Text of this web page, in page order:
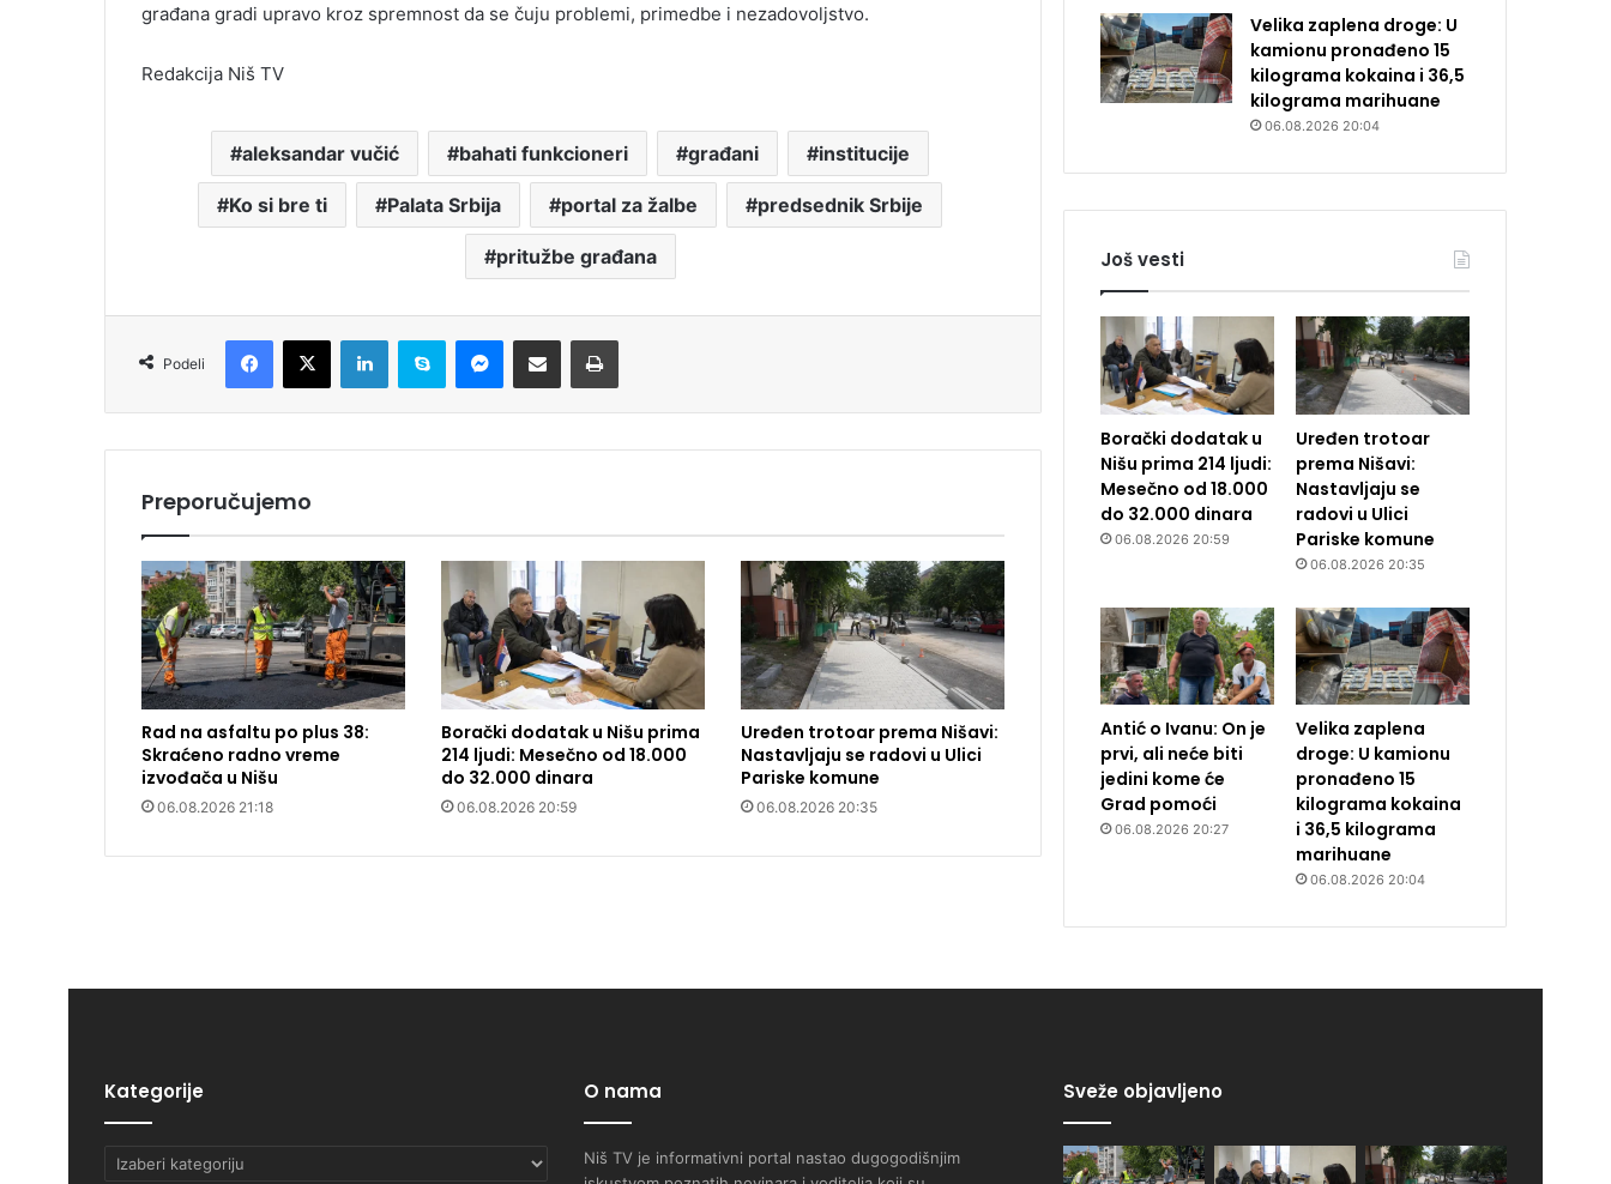
građana gradi upravo kroz spremnost da se čuju problemi, primedbe i nezadovoljstvo.
Redakcija Niš TV
aleksandar vučić bahati funkcioneri građani institucije
Ko si bre ti Palata Srbija portal za žalbe predsednik Srbije
pritužbe građana
Podeli
Preporučujemo
Rad na asfaltu po plus 38:
Skraćeno radno vreme
izvođača u Nišu
06.08.2026 21:18
Borački dodatak u Nišu prima
214 ljudi: Mesečno od 18.000
do 32.000 dinara
06.08.2026 20:59
Uređen trotoar prema Nišavi:
Nastavljaju se radovi u Ulici
Pariske komune
06.08.2026 20:35
Velika zaplena droge: U
kamionu pronađeno 15
kilograma kokaina i 36,5
kilograma marihuane
06.08.2026 20:04
Još vesti
Borački dodatak u
Nišu prima 214 ljudi:
Mesečno od 18.000
do 32.000 dinara
06.08.2026 20:59
Uređen trotoar
prema Nišavi:
Nastavljaju se
radovi u Ulici
Pariske komune
06.08.2026 20:35
Antić o Ivanu: On je
prvi, ali neće biti
jedini kome će
Grad pomoći
06.08.2026 20:27
Velika zaplena
droge: U kamionu
pronađeno 15
kilograma kokaina
i 36,5 kilograma
marihuane
06.08.2026 20:04
Kategorije
Kategorije
O nama
Niš TV je informativni portal nastao dugogodišnjim
Sveže objavljeno